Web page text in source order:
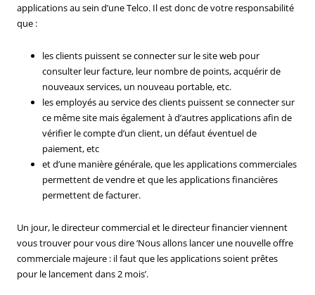
applications au sein d’une Telco. Il est donc de votre responsabilité
que :
les clients puissent se connecter sur le site web pour
consulter leur facture, leur nombre de points, acquérir de
nouveaux services, un nouveau portable, etc.
les employés au service des clients puissent se connecter sur
ce même site mais également à d’autres applications afin de
vérifier le compte d’un client, un défaut éventuel de
paiement, etc
et d’une manière générale, que les applications commerciales
permettent de vendre et que les applications financières
permettent de facturer.
Un jour, le directeur commercial et le directeur financier viennent
vous trouver pour vous dire ‘Nous allons lancer une nouvelle offre
commerciale majeure : il faut que les applications soient prêtes
pour le lancement dans 2 mois’.